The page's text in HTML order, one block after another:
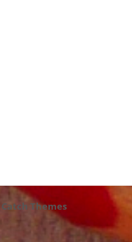
Catch Themes